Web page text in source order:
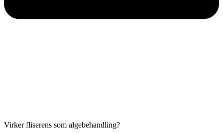
Virker fliserens som algebehandling?